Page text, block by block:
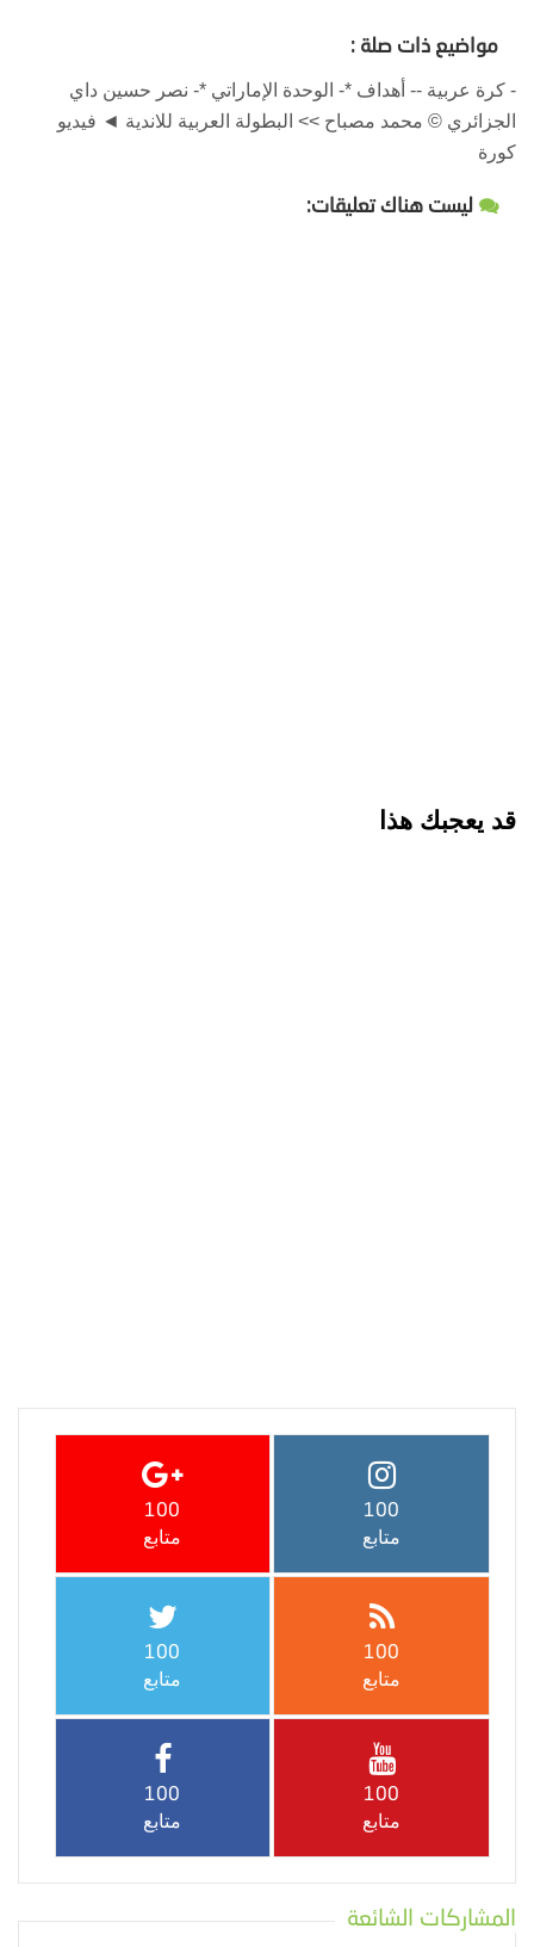
مواضيع ذات صلة :
- كرة عربية -- أهداف *- الوحدة الإماراتي *- نصر حسين داي
الجزائري © محمد مصباح >> البطولة العربية للاندية ◄ فيديو
كورة
ليست هناك تعليقات:
قد يعجبك هذا
100
متابع
100
متابع
100
متابع
100
متابع
100
متابع
100
متابع
المشاركات الشائعة